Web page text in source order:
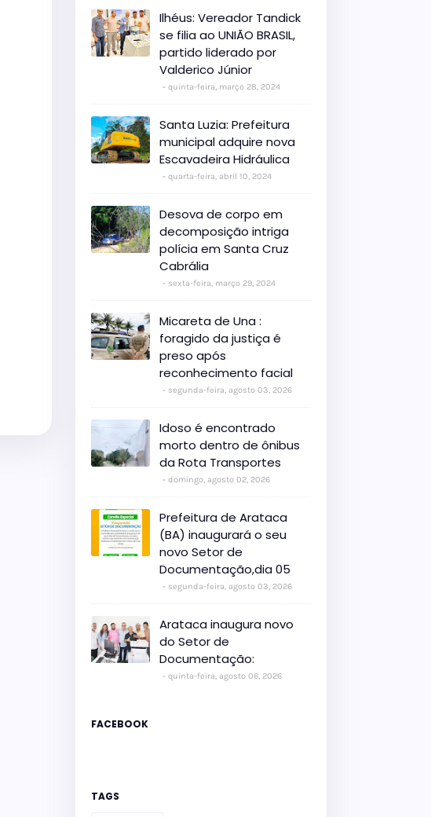
Ilhéus: Vereador Tandick
se filia ao UNIÃO BRASIL,
partido liderado por
Valderico Júnior
quinta-feira, março 28, 2024
Santa Luzia: Prefeitura
municipal adquire nova
Escavadeira Hidráulica
quarta-feira, abril 10, 2024
Desova de corpo em
decomposição intriga
polícia em Santa Cruz
Cabrália
sexta-feira, março 29, 2024
Micareta de Una :
foragido da justiça é
preso após
reconhecimento facial
segunda-feira, agosto 03, 2026
Idoso é encontrado
morto dentro de ônibus
da Rota Transportes
domingo, agosto 02, 2026
Prefeitura de Arataca
(BA) inaugurará o seu
novo Setor de
Documentação,dia 05
segunda-feira, agosto 03, 2026
Arataca inaugura novo
do Setor de
Documentação:
quinta-feira, agosto 06, 2026
FACEBOOK
TAGS